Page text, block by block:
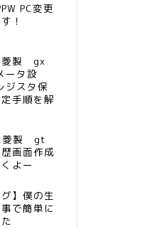
PC変更
！
菱製 gx
タ設
スタ保
手順を解
菱製 gt
画面作成
くよー
】僕の生
で簡単に